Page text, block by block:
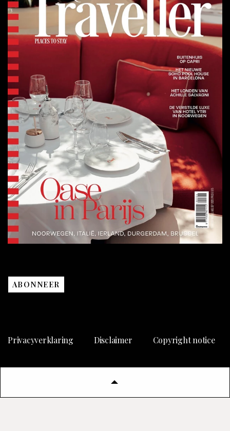
ABONNEER
Privacyverklaring Disclaimer Copyright notice